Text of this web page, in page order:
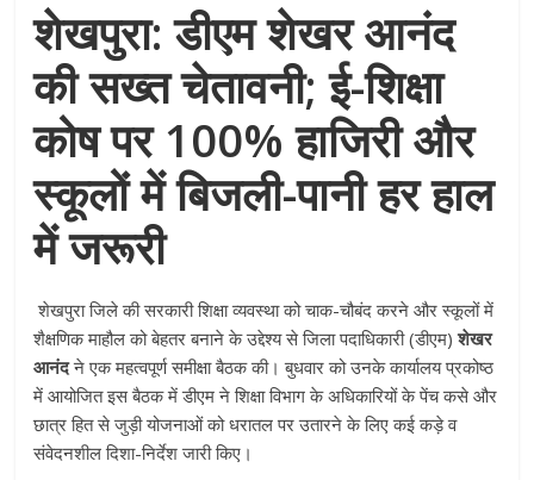
शेखपुरा: डीएम शेखर आनंद
की सख्त चेतावनी; ई-शिक्षा
कोष पर 100% हाजिरी और
स्कूलों में बिजली-पानी हर हाल
में जरूरी
शेखपुरा जिले की सरकारी शिक्षा व्यवस्था को चाक-चौबंद करने और स्कूलों में
शैक्षणिक माहौल को बेहतर बनाने के उद्देश्य से जिला पदाधिकारी (डीएम)शेखर
आनंदने एक महत्वपूर्ण समीक्षा बैठक की। बुधवार को उनके कार्यालय प्रकोष्ठ
में आयोजित इस बैठक में डीएम ने शिक्षा विभाग के अधिकारियों के पेंच कसे और
छात्र हित से जुड़ी योजनाओं को धरातल पर उतारने के लिए कई कड़े व
संवेदनशील दिशा-निर्देश जारी किए।